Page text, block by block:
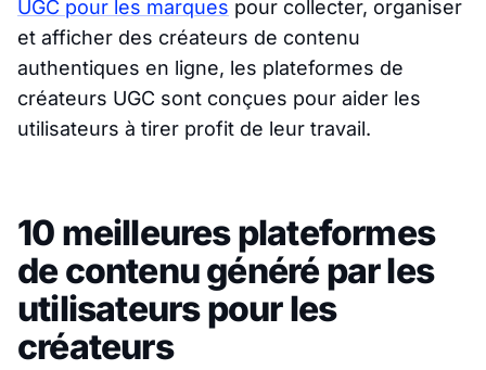
UGC pour les marques pour collecter, organiser
et afficher des créateurs de contenu
authentiques en ligne, les plateformes de
créateurs UGC sont conçues pour aider les
utilisateurs à tirer profit de leur travail.
10 meilleures plateformes
de contenu généré par les
utilisateurs pour les
créateurs